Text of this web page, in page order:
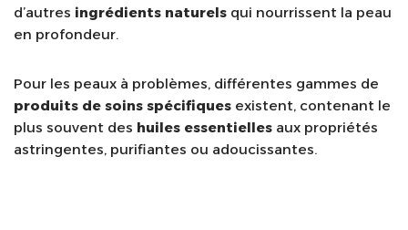
d’autres ingrédients naturels qui nourrissent la peau
en profondeur.
Pour les peaux à problèmes, différentes gammes de
produits de soins spécifiques existent, contenant le
plus souvent des huiles essentielles aux propriétés
astringentes, purifiantes ou adoucissantes.